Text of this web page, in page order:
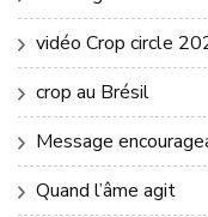
vidéo Crop circle
crop au Brésil
Message
Quand l’âme agit